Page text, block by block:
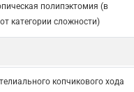
полипэктомия (в
категории сложности)
копчикового хода